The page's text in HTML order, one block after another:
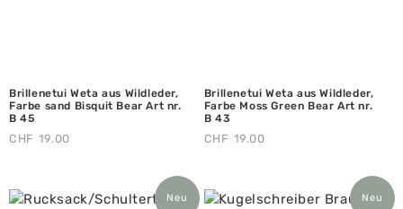
Brillenetui Weta aus Wildleder,
Farbe sand Bisquit Bear Art nr.
B 45
CHF 19.00
Brillenetui Weta aus Wildleder,
Farbe Moss Green Bear Art nr.
B 43
CHF 19.00
Neu Neu